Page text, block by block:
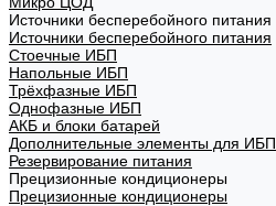
Источники бесперебойного питания
Источники бесперебойного питания
Стоечные ИБП
Напольные ИБП
Трёхфазные ИБП
Однофазные ИБП
АКБ и блоки батарей
Дополнительные элементы для ИБП
Резервирование питания
Прецизионные кондиционеры
Прецизионные кондиционеры